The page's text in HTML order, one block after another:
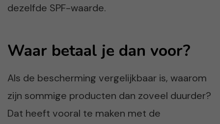
dezelfde SPF-waarde.
Waar betaal je dan voor?
Als de bescherming vergelijkbaar is, waarom
zijn sommige producten dan zoveel duurder?
Dat heeft vooral te maken met de